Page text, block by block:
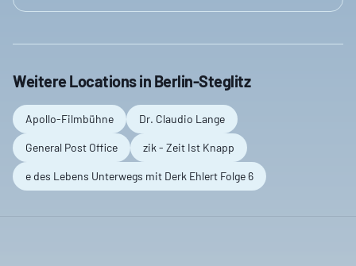
Weitere Locations in Berlin-Steglitz
Apollo-Filmbühne Dr. Claudio Lange
General Post Office zik - Zeit Ist Knapp
e des Lebens Unterwegs mit Derk Ehlert Folge 6